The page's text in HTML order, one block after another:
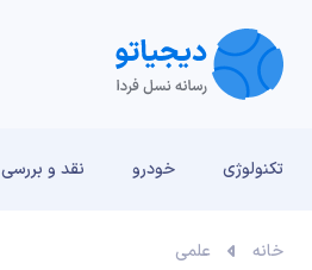
تکنولوژی خودرو نقد و بررسی‌
خانه علمی